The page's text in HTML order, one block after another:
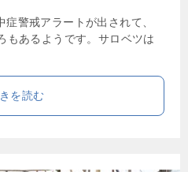
警戒アラートが出されて、
あるようです。サロベツは
を読む